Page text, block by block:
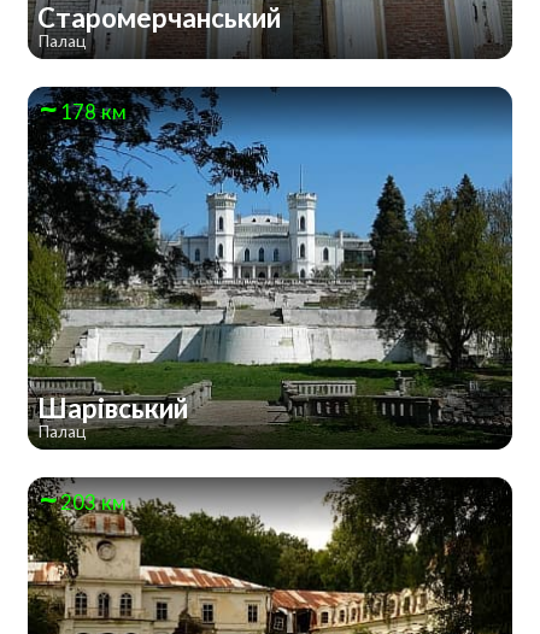
Старомерчанський
Палац
178 км
Шарівський
Палац
203 км